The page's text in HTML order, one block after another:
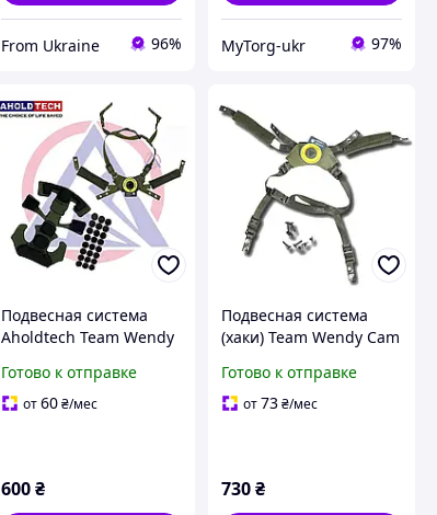
From Ukraine 96% MyTorg-ukr 97%
Подвесная система
Aholdtech Team Wendy
шлема, олива,
универсальная
Готово к отправке
от60 ₴/мес
600 ₴
Подвесная система
(хаки) Team Wendy Cam
MICH, ARCH
Готово к отправке
от73₴/мес
730₴